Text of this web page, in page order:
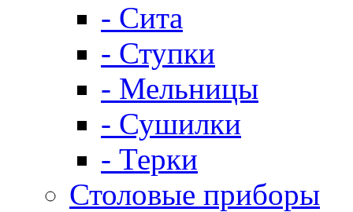
- Сита
- Ступки
- Мельницы
- Сушилки
- Терки
Столовые приборы